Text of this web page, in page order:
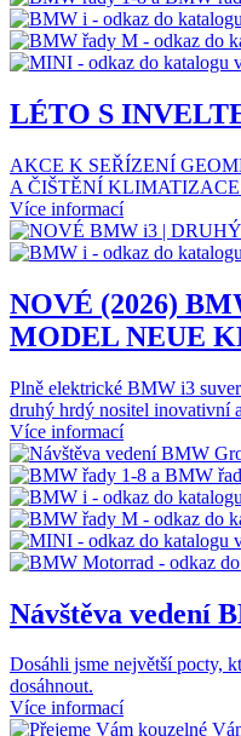
LÉTO S
AKCE K SEŘÍZENÍ
A ČIŠTĚNÍ
Více informací
NOVÉ (2026)
MODEL NEUE
Plně elektrické BMW i3
druhý hrdý nositel inovativní
Více informací
Návštěva vedení
Dosáhli jsme největší pocty,
dosáhnout.
Více informací